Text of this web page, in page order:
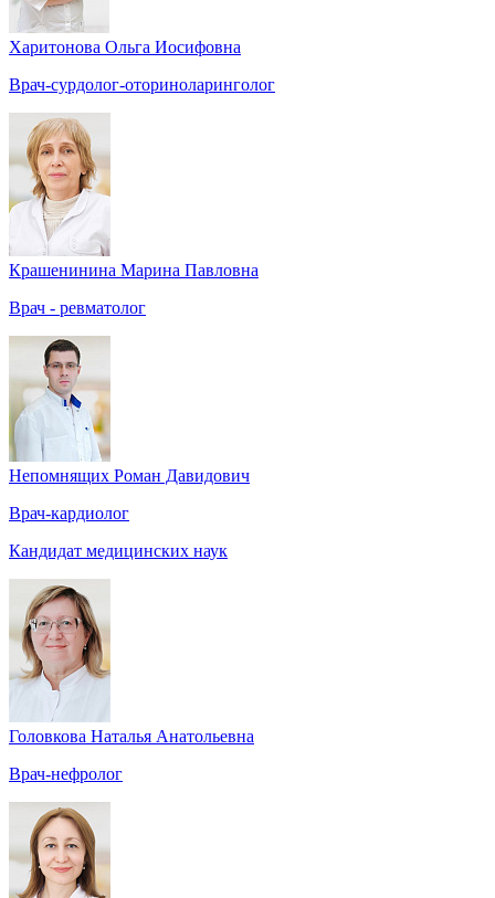
Харитонова Ольга Иосифовна
Врач-сурдолог-оториноларинголог
Крашенинина Марина Павловна
Врач - ревматолог
Непомнящих Роман Давидович
Врач-кардиолог
Кандидат медицинских наук
Головкова Наталья Анатольевна
Врач-нефролог